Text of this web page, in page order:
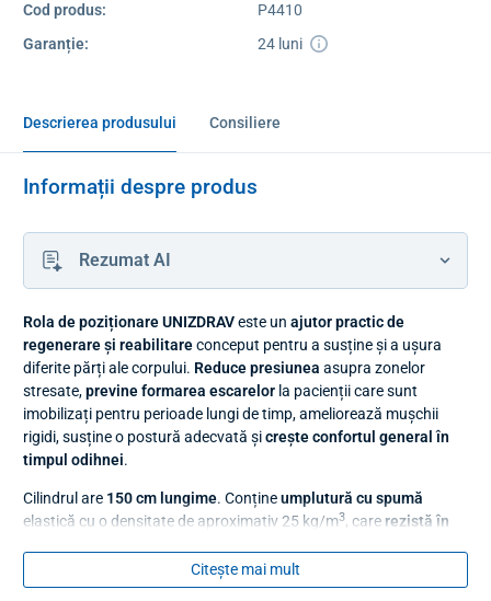
Cod produs:
P4410
Garanție:
24 luni
Descrierea produsului Consiliere
Informații despre produs
Rezumat AI
Rola de poziționare UNIZDRAVeste un ajutor practic de
regenerare și reabilitareconceput pentru a susține și a ușura
diferite părți ale corpului. Reduce presiunea asupra zonelor
stresate,previne formarea escarelor la pacienții care sunt
imobilizați pentru perioade lungi de timp, ameliorează mușchii
rigidi, susține o postură adecvată șicrește confortul general în
timpul odihnei.
Cilindrul are 150 cm lungime. Conțineumplutură cu spumă
elastică cu o densitate de aproximativ 25 kg/m3, care rezistă în
Husa din PU moale
este prietenoasă cu pielea și ușor de păstrat
Citește mai mult